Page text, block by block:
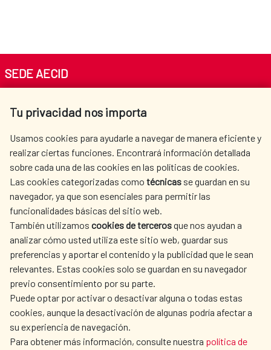
Tu privacidad nos importa
Usamos cookies para ayudarle a navegar de manera eficiente y
realizar ciertas funciones. Encontrará información detallada
sobre cada una de las cookies en las políticas de cookies.
Las cookies categorizadas como técnicas se guardan en su
navegador, ya que son esenciales para permitir las
funcionalidades básicas del sitio web.
También utilizamos cookies de tercerosque nos ayudan a
analizar cómo usted utiliza este sitio web, guardar sus
preferencias y aportar el contenido y la publicidad que le sean
relevantes. Estas cookies solo se guardan en su navegador
previo consentimiento por su parte.
Puede optar por activar o desactivar alguna o todas estas
cookies, aunque la desactivación de algunas podría afectar a
su experiencia de navegación.
Para obtener más información, consulte nuestra política de
SEDE AECID
Tel. +34 900 20 30 54​​​​​​​
AECID
WHERE DO WE COOPERATE?
SPANISH HUMANITARIAN
ACTION
PRESS ROOM
CULTURE AND SCIENCE LIBRARY
OUR SOCIAL MEDIA